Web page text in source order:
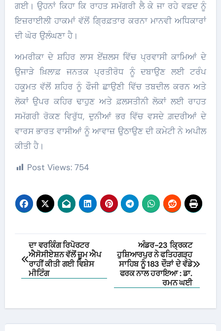
ਗਈ। ਉਹਨਾਂ ਕਿਹਾ ਕਿ ਰਾਹਤ ਸਮੱਗਰੀ ਲੈ ਕੇ ਜਾ ਰਹੇ ਵਫ਼ਦ ਨੂੰ
ਇਜ਼ਰਾਈਲੀ ਹਾਕਮਾਂ ਵੱਲੋਂ ਗ੍ਰਿਫ਼ਤਾਰ ਕਰਨਾ ਮਾਨਵੀ ਅਧਿਕਾਰਾਂ
ਦੀ ਘੋਰ ਉਲੰਘਣਾ ਹੈ।
ਅਮਰੀਕਾ ਦੇ ਸ਼ਹਿਰ ਲਾਸ ਏਂਜ਼ਲਸ ਵਿੱਚ ਪ੍ਰਵਾਸੀ ਕਾਮਿਆਂ ਦੇ
ਉਜਾੜੇ ਖ਼ਿਲਾਫ਼ ਜਨਤਕ ਪ੍ਰਤੀਰੋਧ ਨੂੰ ਦਬਾਉਣ ਲਈ ਟਰੰਪ
ਹਕੂਮਤ ਵੱਲੋਂ ਸ਼ਹਿਰ ਨੂੰ ਫੌਜੀ ਛਾਉਣੀ ਵਿੱਚ ਤਬਦੀਲ ਕਰਨ ਅਤੇ
ਲੋਕਾਂ ਉਪਰ ਕਹਿਰ ਢਾਹੁਣ ਅਤੇ ਫ਼ਲਸਤੀਨੀ ਲੋਕਾਂ ਲਈ ਰਾਹਤ
ਸਮੱਗਰੀ ਰੋਕਣ ਵਿਰੁੱਧ, ਦੁਨੀਆਂ ਭਰ ਵਿੱਚ ਵਸਦੇ ਗ਼ਦਰੀਆਂ ਦੇ
ਵਾਰਸ ਭਾਰਤ ਵਾਸੀਆਂ ਨੂੰ ਆਵਾਜ਼ ਉਠਾਉਣ ਦੀ ਕਮੇਟੀ ਨੇ ਅਪੀਲ
ਕੀਤੀ ਹੈ।
Post Views: 754
Post
navigation
ਦਾ ਵਰਕਿੰਗ ਰਿਪੋਰਟਰ
ਐਸੋਸੀਏਸ਼ਨ ਵੱਲੋਂ ਜ਼ੂਮ ਐਪ
ਰਾਹੀਂ ਕੀਤੀ ਗਈ ਵਿਸ਼ੇਸ
ਮੀਟਿੰਗ
ਅੰਡਰ-23 ਕ੍ਰਿਕਟ
ਹੁਸ਼ਿਆਰਪੁਰ ਨੇ ਫਤਿਹਗੜ੍ਹ
ਸਾਹਿਬ ਨੂੰ 183 ਦੌੜਾਂ ਦੇ ਵੱਡੇ
ਫਰਕ ਨਾਲ ਹਰਾਇਆ : ਡਾ.
ਰਮਨ ਘਈ